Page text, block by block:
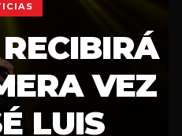
VEZ
LUIS